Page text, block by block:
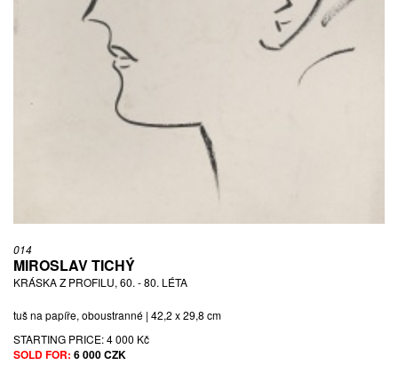
014
MIROSLAV TICHÝ
KRÁSKA Z PROFILU, 60. - 80. LÉTA
tuš na papíře, oboustranné | 42,2 x 29,8 cm
STARTING PRICE:4 000 Kč
SOLD FOR: 6 000 CZK